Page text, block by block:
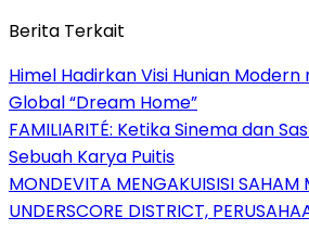
Berita Terkait
Himel Hadirkan Visi Hunian
Global “Dream Home”
FAMILIARITÉ: Ketika Sinema dan
Sebuah Karya Puitis
MONDEVITA MENGAKUISISI SAHAM
UNDERSCORE DISTRICT,